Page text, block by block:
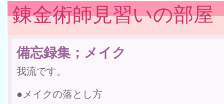
錬金術師見習いの部屋
備忘録集；メイク
我流です。
●メイクの落とし方